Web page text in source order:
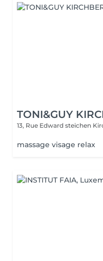
TONI&GUY
13, Rue Edward steichen
massage visage relax